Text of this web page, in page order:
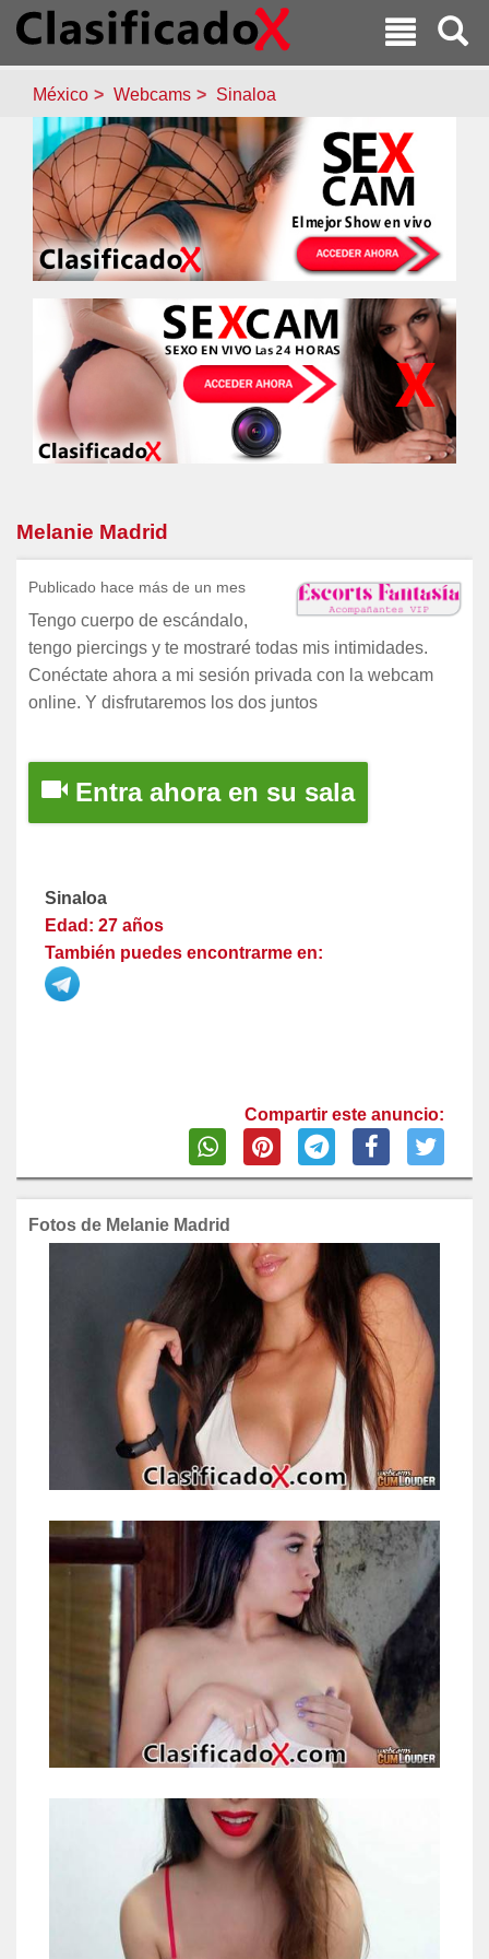
México Webcams Sinaloa
Melanie Madrid
Publicado hace más de un mes
Tengo cuerpo de escándalo,
tengo piercings y te mostraré todas mis intimidades.
Conéctate ahora a mi sesión privada con la webcam
online. Y disfrutaremos los dos juntos
Entra ahora en su sala
Sinaloa
Edad: 27 años
También puedes encontrarme en:
Compartir este anuncio:
Fotos de Melanie Madrid